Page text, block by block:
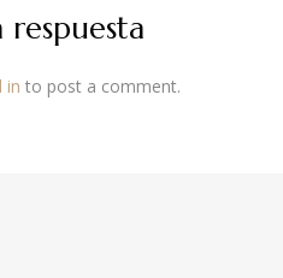
respuesta
in to post a comment.